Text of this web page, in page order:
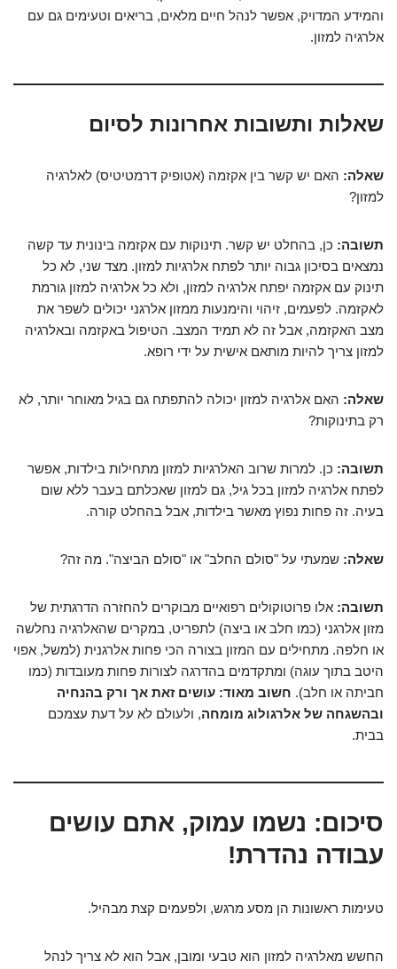
והמידע המדויק, אפשר לנהל חיים מלאים, בריאים וטעימים גם עם
אלרגיה למזון.
שאלות ותשובות אחרונות לסיום
שאלה: האם יש קשר בין אקזמה (אטופיק דרמטיטיס) לאלרגיה
למזון?
תשובה: כן, בהחלט יש קשר. תינוקות עם אקזמה בינונית עד קשה
נמצאים בסיכון גבוה יותר לפתח אלרגיות למזון. מצד שני, לא כל
תינוק עם אקזמה יפתח אלרגיה למזון, ולא כל אלרגיה למזון גורמת
לאקזמה. לפעמים, זיהוי והימנעות ממזון אלרגני יכולים לשפר את
מצב האקזמה, אבל זה לא תמיד המצב. הטיפול באקזמה ובאלרגיה
למזון צריך להיות מותאם אישית על ידי רופא.
שאלה: האם אלרגיה למזון יכולה להתפתח גם בגיל מאוחר יותר, לא
רק בתינוקות?
תשובה: כן. למרות שרוב האלרגיות למזון מתחילות בילדות, אפשר
לפתח אלרגיה למזון בכל גיל, גם למזון שאכלתם בעבר ללא שום
בעיה. זה פחות נפוץ מאשר בילדות, אבל בהחלט קורה.
שאלה: שמעתי על "סולם החלב" או "סולם הביצה". מה זה?
תשובה: אלו פרוטוקולים רפואיים מבוקרים להחזרה הדרגתית של
מזון אלרגני (כמו חלב או ביצה) לתפריט, במקרים שהאלרגיה נחלשה
או חלפה. מתחילים עם המזון בצורה הכי פחות אלרגנית (למשל, אפוי
היטב בתוך עוגה) ומתקדמים בהדרגה לצורות פחות מעובדות (כמו
חביתה או חלב). חשוב מאוד: עושים זאת אך ורק בהנחיה
ובהשגחה של אלרגולוג מומחה, ולעולם לא על דעת עצמכם
בבית.
סיכום: נשמו עמוק, אתם עושים
עבודה נהדרת!
טעימות ראשונות הן מסע מרגש, ולפעמים קצת מבהיל.
החשש מאלרגיה למזון הוא טבעי ומובן, אבל הוא לא צריך לנהל